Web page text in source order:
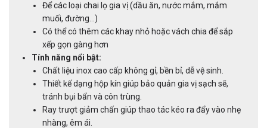
Để các loại chai lọ gia vị (dầu ăn, nước mắm, mắm
muối, đường…)
Có thể có thêm các khay nhỏ hoặc vách chia để sắp
xếp gọn gàng hơn
Tính năng nổi bật:
Chất liệu inox cao cấp không gỉ, bền bỉ, dễ vệ sinh.
Thiết kế dạng hộp kín giúp bảo quản gia vị sạch sẽ,
tránh bụi bẩn và côn trùng.
Ray trượt giảm chấn giúp thao tác kéo ra đẩy vào nhẹ
nhàng, êm ái.